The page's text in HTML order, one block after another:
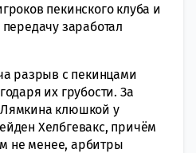
пекинского клуба и
заработал
разрыв с пекинцами
их грубости. За
клюшкой у
Хелбгевакс, причём
не менее, арбитры